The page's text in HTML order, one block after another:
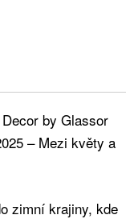
by Glassor
– Mezi květy a
zimní krajiny, kde